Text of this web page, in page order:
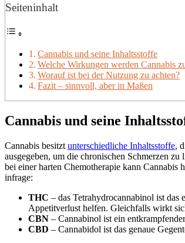
Seiteninhalt
Cannabis und seine Inhaltsstoffe
Welche Wirkungen werden Cannabis
Worauf ist bei der Nutzung zu achten?
Fazit – sinnvoll, aber in Maßen
Cannabis und seine
Cannabis besitzt unterschiedliche Inhaltsstoffe,
ausgegeben, um die chronischen Schmerzen
bei einer harten Chemotherapie kann
infrage:
THC – das Tetrahydrocannabinol ist das
Appetitverlust helfen. Gleichfalls wirkt
CBN – Cannabinol ist ein
CBD – Cannabidol ist das genaue